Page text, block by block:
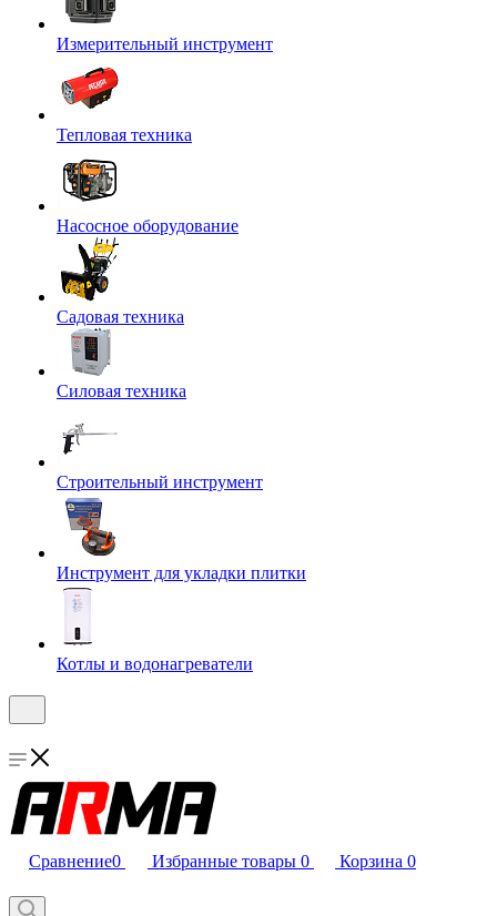
Измерительный инструмент
Тепловая техника
Насосное оборудование
Садовая техника
Силовая техника
Строительный инструмент
Инструмент для укладки плитки
Котлы и водонагреватели
Сравнение0 Избранные товары 0 Корзина 0